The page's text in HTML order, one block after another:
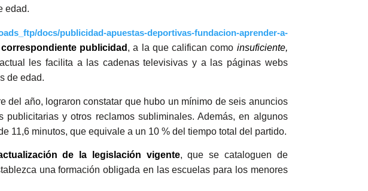
edad.
docs/publicidad-apuestas-deportivas-fundacion-aprender-a-
publicidad , a la que califican como insuficiente,
les facilita a las cadenas televisivas y a las páginas webs
de edad.
del año, lograron constatar que hubo un mínimo de seis anuncios
y otros reclamos subliminales. Además, en algunos
11,6 minutos, que equivale a un 10 % del tiempo total del partido.
de la legislación vigente, que se cataloguen de
una formación obligada en las escuelas para los menores